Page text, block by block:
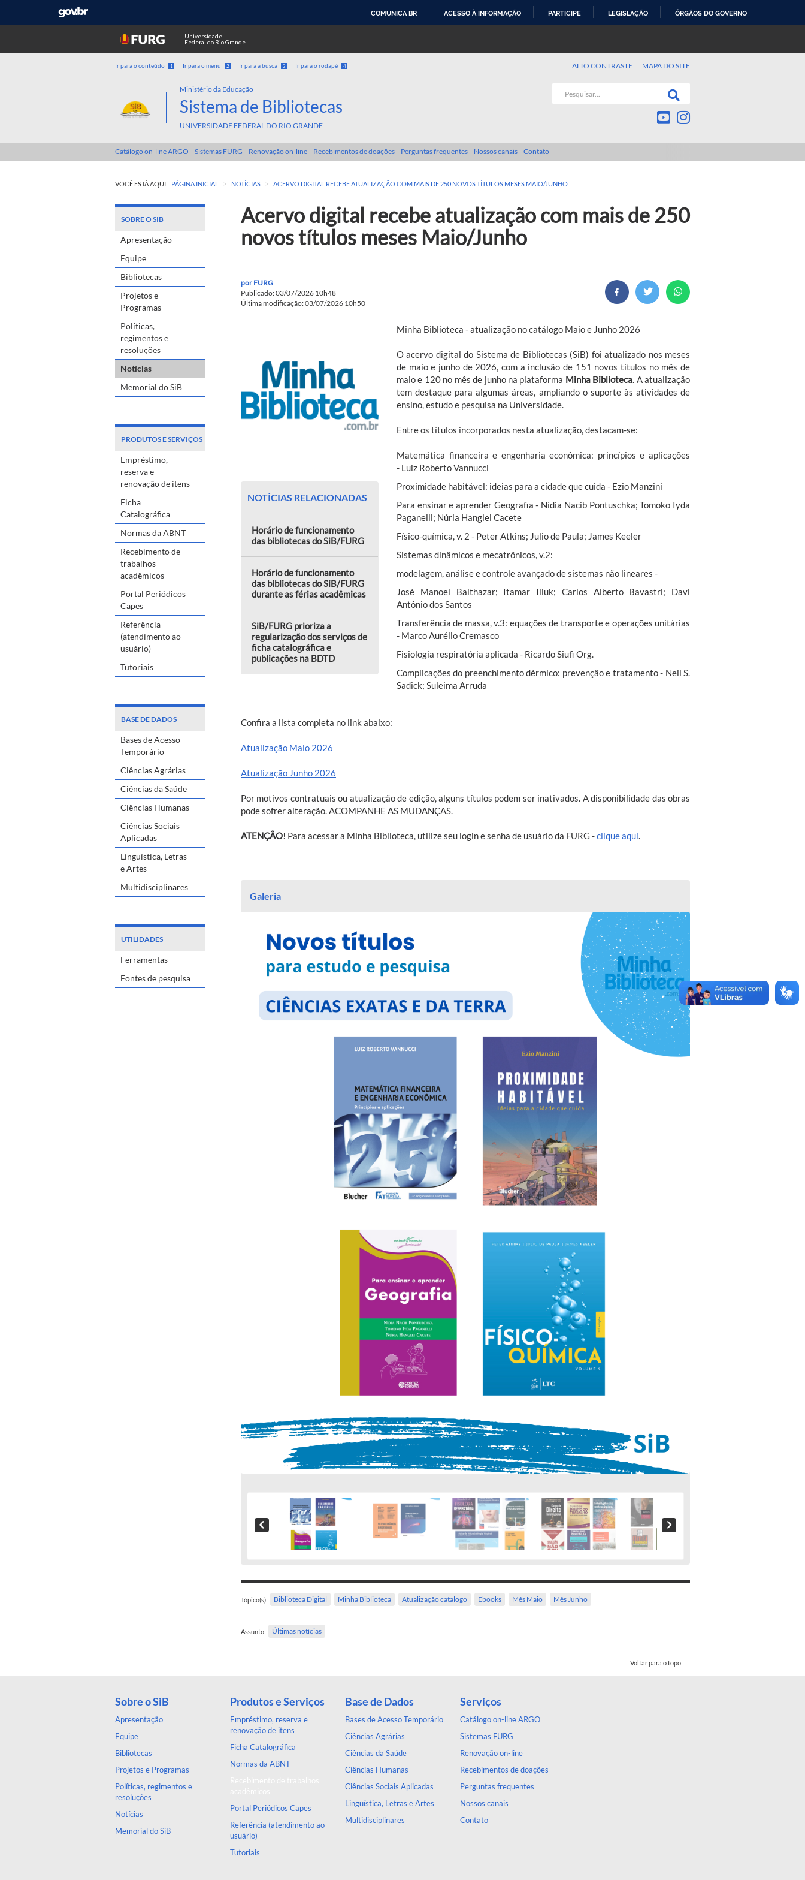
COMUNICA BR ACESSO À INFORMAÇÃO PARTICIPE LEGISLAÇÃO ÓRGÃOS DO GOVERNO
Universidade
Federal do Rio Grande
Ir para o conteúdo 1 Ir para o menu 2 Ir para a busca 3 Ir para o rodapé 4 ALTO CONTRASTE MAPA DO SITE
Ministério da Educação
Sistema de Bibliotecas
UNIVERSIDADE FEDERAL DO RIO GRANDE
Catálogo on-line ARGO Sistemas FURG Renovação on-line Recebimentos de doações Perguntas frequentes Nossos canais Contato
VOCÊ ESTÁ AQUI: PÁGINA INICIAL > NOTÍCIAS > ACERVO DIGITAL RECEBE ATUALIZAÇÃO COM MAIS DE 250 NOVOS TÍTULOS MESES MAIO/JUNHO
SOBRE O SIB
Apresentação
Equipe
Bibliotecas
Projetos e
Programas
Políticas,
regimentos e
resoluções
Notícias
Memorial do SiB
PRODUTOS E SERVIÇOS
Empréstimo,
reserva e
renovação de itens
Ficha
Catalográfica
Normas da ABNT
Recebimento de
trabalhos
acadêmicos
Portal Periódicos
Capes
Referência
(atendimento ao
usuário)
Tutoriais
BASE DE DADOS
Bases de Acesso
Temporário
Ciências Agrárias
Ciências da Saúde
Ciências Humanas
Ciências Sociais
Aplicadas
Linguística, Letras
e Artes
Multidisciplinares
UTILIDADES
Ferramentas
Fontes de pesquisa
Acervo digital recebe atualização com mais de 250
novos títulos meses Maio/Junho
por FURG
Publicado: 03/07/2026 10h48
Última modificação: 03/07/2026 10h50
NOTÍCIAS RELACIONADAS
Horário de funcionamento
das bibliotecas do SiB/FURG
Horário de funcionamento
das bibliotecas do SiB/FURG
durante as férias acadêmicas
SiB/FURG prioriza a
regularização dos serviços de
ficha catalográfica e
publicações na BDTD
Minha Biblioteca - atualização no catálogo Maio e Junho 2026
O acervo digital do Sistema de Bibliotecas (SiB) foi atualizado nos meses
de maio e junho de 2026, com a inclusão de 151 novos títulos no mês de
maio e 120 no mês de junho na plataforma Minha Biblioteca . A atualização
tem destaque para algumas áreas, ampliando o suporte às atividades de
ensino, estudo e pesquisa na Universidade.
Entre os títulos incorporados nesta atualização, destacam-se:
Matemática financeira e engenharia econômica: princípios e aplicações
- Luiz Roberto Vannucci
Proximidade habitável: ideias para a cidade que cuida - Ezio Manzini
Para ensinar e aprender Geografia - Nídia Nacib Pontuschka; Tomoko Iyda
Paganelli; Núria Hanglei Cacete
Físico-química, v. 2 - Peter Atkins; Julio de Paula; James Keeler
Sistemas dinâmicos e mecatrônicos, v.2:
modelagem, análise e controle avançado de sistemas não lineares -
José Manoel Balthazar; Itamar Iliuk; Carlos Alberto Bavastri; Davi
Antônio dos Santos
Transferência de massa, v.3: equações de transporte e operações unitárias
- Marco Aurélio Cremasco
Fisiologia respiratória aplicada - Ricardo Siufi Org.
Complicações do preenchimento dérmico: prevenção e tratamento - Neil S.
Sadick; Suleima Arruda
Confira a lista completa no link abaixo:
Atualização Maio 2026
Atualização Junho 2026
Por motivos contratuais ou atualização de edição, alguns títulos podem ser inativados. A disponibilidade das obras
pode sofrer alteração. ACOMPANHE AS MUDANÇAS.
ATENÇÃO! Para acessar a Minha Biblioteca, utilize seu login e senha de usuário da FURG -clique aqui
Galeria
Tópico(s): Biblioteca Digital Minha Biblioteca Atualização catalogo Ebooks Mês Maio Mês Junho
Assunto: Últimas notícias
Voltar para o topo
Sobre o SiB
Apresentação
Equipe
Bibliotecas
Projetos e Programas
Políticas, regimentos e
resoluções
Notícias
Memorial do SiB
Produtos e Serviços
Empréstimo, reserva e
renovação de itens
Ficha Catalográfica
Normas da ABNT
Portal Periódicos Capes
Referência (atendimento ao
usuário)
Tutoriais
Base de Dados
Bases de Acesso Temporário
Ciências Agrárias
Ciências da Saúde
Ciências Humanas
Ciências Sociais Aplicadas
Linguística, Letras e Artes
Multidisciplinares
Serviços
Catálogo on-line ARGO
Sistemas FURG
Renovação on-line
Recebimentos de doações
Perguntas frequentes
Nossos canais
Contato